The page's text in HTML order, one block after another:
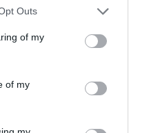
Outs
of my
of my
termovalorizzati ».
del primo cittadino
mandato, terminato
stato riconfermato alla
sabato scorso sul